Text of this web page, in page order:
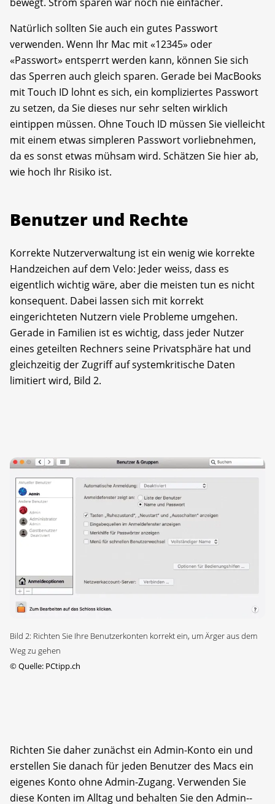
Natürlich sollten Sie auch ein gutes Passwort
verwenden. Wenn Ihr Mac mit «12345» oder
«Passwort» entsperrt werden kann, können Sie sich
das Sperren auch gleich sparen. Gerade bei MacBooks
mit Touch ID lohnt es sich, ein kompliziertes Passwort
zu setzen, da Sie dieses nur sehr selten wirklich
eintippen müssen. Ohne Touch ID müssen Sie vielleicht
mit einem etwas simpleren Passwort vorliebnehmen,
da es sonst etwas mühsam wird. Schätzen Sie hier ab,
wie hoch Ihr Risiko ist.
Benutzer und Rechte
Korrekte Nutzerverwaltung ist ein wenig wie korrekte
Handzeichen auf dem Velo: Jeder weiss, dass es
eigentlich wichtig wäre, aber die meisten tun es nicht
konsequent. Dabei lassen sich mit korrekt
eingerichteten Nutzern viele Probleme umgehen.
Gerade in Familien ist es wichtig, dass jeder Nutzer
eines geteilten Rechners seine Privatsphäre hat und
gleichzeitig der Zugriff auf systemkritische Daten
limitiert wird, Bild 2.
Bild 2: Richten Sie Ihre Benutzerkonten korrekt ein, um Ärger aus dem
Weg zu gehen
©Quelle: PCtipp.ch
Richten Sie daher zunächst ein Admin-Konto ein und
erstellen Sie danach für jeden Benutzer des Macs ein
eigenes Konto ohne Admin-Zugang. Verwenden Sie
diese Konten im Alltag und behalten Sie den Admin-­